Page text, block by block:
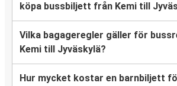
köpa bussbiljett från Kemi till
Vilka bagageregler gäller för
Kemi till Jyväskylä?
Hur mycket kostar en barnbiljett